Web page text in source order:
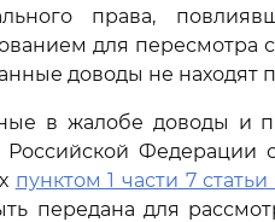
права,
для пересмотра
доводы не находят
в жалобе доводы и
Российской Федерации
пунктом 1 части 7 статьи
передана для